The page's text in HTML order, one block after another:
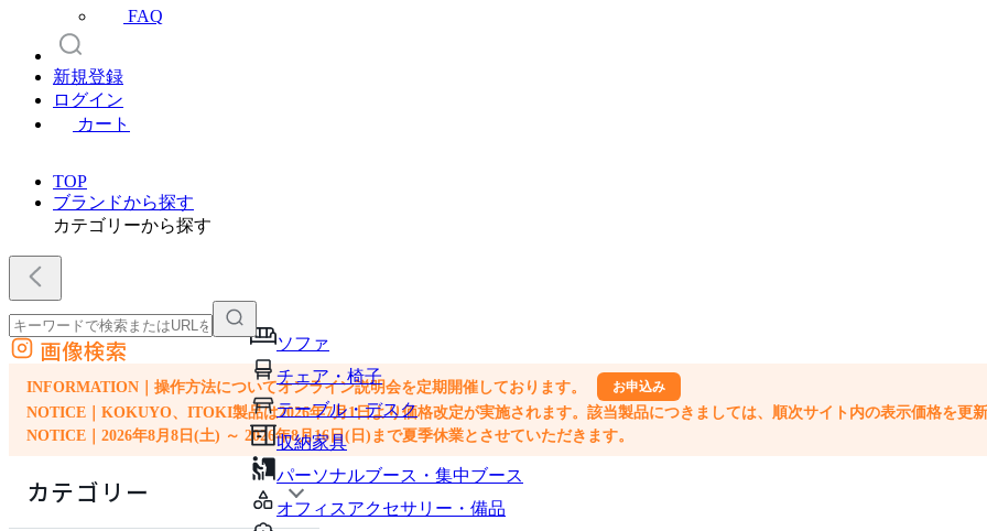
FAQ
新規登録
ログイン
カート
TOP
ブランドから探す
カテゴリーから探す
ソファ
チェア・椅子
テーブル・デスク
収納家具
パーソナルブース・集中ブース
オフィスアクセサリー・備品
外部サイトの商品をカートに追加
他のサイトで見つけた商品ページのURLを貼り付けて、カートに追加できます
画像検索
INFORMATION｜操作方法についてオンライン説明会を定期開催しております。 お申込み
NOTICE｜KOKUYO、ITOKI製品は2026年7月1日より価格改定が実施されます。該当製品につきましては、順次サイト内の表示価格を更新
NOTICE｜2026年8月8日(土) ～ 2026年8月16日(日)まで夏季休業とさせていただきます。
カテゴリー